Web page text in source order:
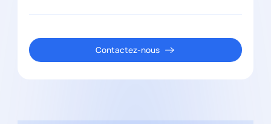
Contactez-nous